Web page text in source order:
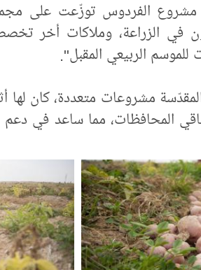
مشروع الفردوس توزّعت على
في الزراعة، وملاكات أخر
الربيعي المقبل".
المقدّسة مشروعات متعددة، كان
المحافظات، مما ساعد في دعم